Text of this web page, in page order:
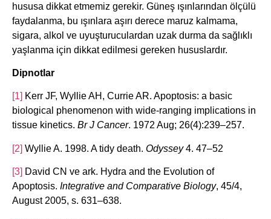
hususa dikkat etmemiz gerekir. Güneş ışınlarından ölçülü
faydalanma, bu ışınlara aşırı derece maruz kalmama,
sigara, alkol ve uyuşturuculardan uzak durma da sağlıklı
yaşlanma için dikkat edilmesi gereken hususlardır.
Dipnotlar
[1] Kerr JF, Wyllie AH, Currie AR. Apoptosis: a basic
biological phenomenon with wide-ranging implications in
tissue kinetics. Br J Cancer. 1972 Aug; 26(4):239–257.
[2] Wyllie A. 1998. A tidy death. Odyssey4. 47–52
[3] David CN ve ark. Hydra and the Evolution of
Apoptosis. Integrative and Comparative Biology, 45/4,
August 2005, s. 631–638.